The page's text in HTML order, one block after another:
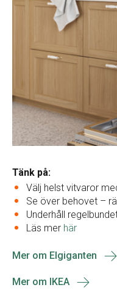
Tänk på:
Välj helst vitvaror
Se över behovet –
Underhåll
Läs mer här
Mer om Elgiganten
Mer om IKEA